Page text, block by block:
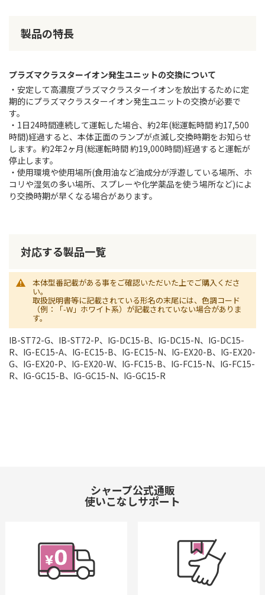
製品の特長
プラズマクラスターイオン発生ユニットの交換について
・安定して高濃度プラズマクラスターイオンを放出するために定
期的にプラズマクラスターイオン発生ユニットの交換が必要で
す。
・1日24時間連続して運転した場合、約2年(総運転時間 約17,500
時間)経過すると、本体正面のランプが点滅し交換時期をお知らせ
します。約2年2ヶ月(総運転時間 約19,000時間)経過すると運転が
停止します。
・使用環境や使用場所(食用油など油成分が浮遊している場所、ホ
コリや湿気の多い場所、スプレーや化学薬品を使う場所など)によ
り交換時期が早くなる場合があります。
対応する製品一覧
本体型番記載がある事をご確認いただいた上でご購入くださ
い。
取扱説明書等に記載されている形名の末尾には、色調コード
（例：「-W」ホワイト系）が記載されていない場合がありま
す。
IB-ST72-G、IB-ST72-P、IG-DC15-B、IG-DC15-N、IG-DC15-
R、IG-EC15-A、IG-EC15-B、IG-EC15-N、IG-EX20-B、IG-EX20-
G、IG-EX20-P、IG-EX20-W、IG-FC15-B、IG-FC15-N、IG-FC15-
R、IG-GC15-B、IG-GC15-N、IG-GC15-R
シャープ公式通販
使いこなしサポート